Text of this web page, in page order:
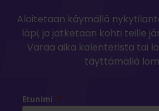
Aloitetaan käymällä
läpi, ja jatketaan kohti teille
Varaa aika kalenterista tai
täyttämällä
Etunimi